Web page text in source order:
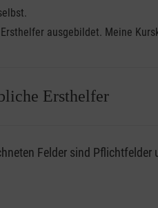
ausgebildet. Meine
Ersthelfer
Ihrer
erfolgt eine Abrechnung
Felder sind